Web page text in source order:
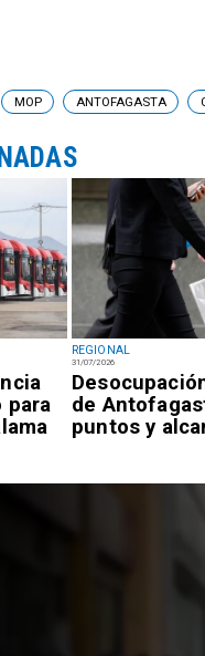
para
REGIONAL
31/07/2026
de
puntos y
MOP ANTOFAGASTA